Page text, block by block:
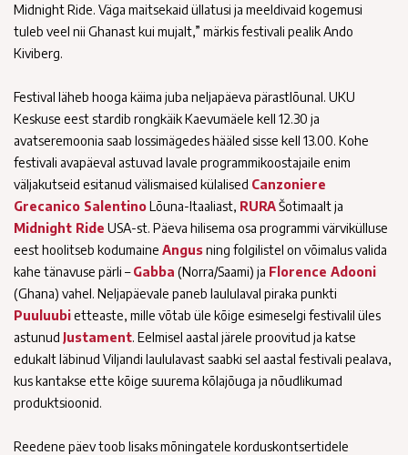
Midnight Ride. Väga maitsekaid üllatusi ja meeldivaid kogemusi
tuleb veel nii Ghanast kui mujalt,” märkis festivali pealik Ando
Kiviberg.
Festival läheb hooga käima juba neljapäeva pärastlõunal. UKU
Keskuse eest stardib rongkäik Kaevumäele kell 12.30 ja
avatseremoonia saab lossimägedes hääled sisse kell 13.00. Kohe
festivali avapäeval astuvad lavale programmikoostajaile enim
väljakutseid esitanud välismaised külalised Canzoniere
Grecanico SalentinoLõuna-Itaaliast, RURAŠotimaalt ja
Midnight Ride USA-st. Päeva hilisema osa programmi värvikülluse
eest hoolitseb kodumaine Angusning folgilistel on võimalus valida
kahe tänavuse pärli –Gabba (Norra/Saami) ja Florence Adooni
(Ghana) vahel. Neljapäevale paneb laululaval piraka punkti
Puuluubietteaste, mille võtab üle kõige esimeselgi festivalil üles
astunud Justament. Eelmisel aastal järele proovitud ja katse
edukalt läbinud Viljandi laululavast saabki sel aastal festivali pealava,
kus kantakse ette kõige suurema kõlajõuga ja nõudlikumad
produktsioonid.
Reedene päev toob lisaks mõningatele korduskontsertidele